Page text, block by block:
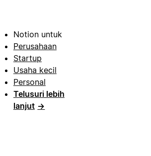
Notion untuk
Perusahaan
Startup
Usaha kecil
Personal
Telusuri lebih
lanjut →